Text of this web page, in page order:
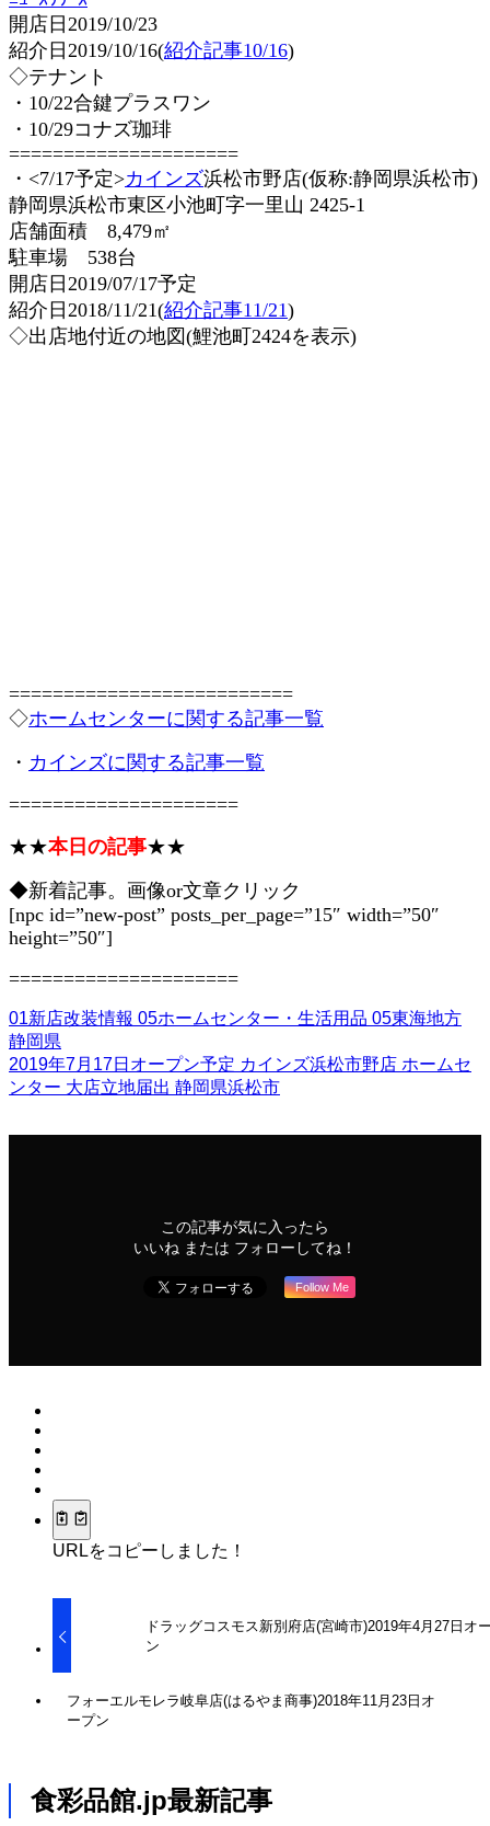
開店日2019/10/23
紹介日2019/10/16(紹介記事10/16)
◇テナント
・10/22合鍵プラスワン
・10/29コナズ珈琲
=====================
・<7/17予定>カインズ浜松市野店(仮称:静岡県浜松市)
静岡県浜松市東区小池町字一里山 2425-1
店舗面積 8,479㎡
駐車場 538台
開店日2019/07/17予定
紹介日2018/11/21(紹介記事11/21)
◇出店地付近の地図(鯉池町2424を表示)
==========================
◇ホームセンターに関する記事一覧
・ カインズに関する記事一覧
=====================
★★本日の記事★★
◆新着記事。画像or文章クリック
[npc id=”new-post” posts_per_page=”15″ width=”50″
height=”50″]
=====================
01新店改装情報 05ホームセンター・生活用品 05東海地方
静岡県
2019年7月17日オープン予定 カインズ浜松市野店 ホームセ
ンター 大店立地届出 静岡県浜松市
この記事が気に入ったら
いいね または フォローしてね！
Follow Me
URLをコピーしました！
ドラッグコスモス新別府店(宮崎市)2019年4月27日オ
ン
フォーエルモレラ岐阜店(はるやま商事)2018年11月23日オ
ープン
食彩品館.jp最新記事